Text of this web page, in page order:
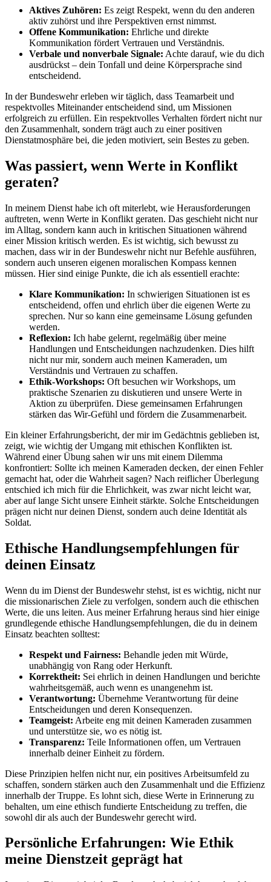
Aktives Zuhören: Es zeigt ⁣Respekt, wenn du den anderen
aktiv zuhörst und ⁢ihre Perspektiven ernst nimmst.
Offene Kommunikation: Ehrliche und​ direkte
Kommunikation fördert Vertrauen ⁤und Verständnis.
Verbale und nonverbale Signale: Achte darauf, wie⁣ du dich
‍ausdrückst – dein Tonfall und deine Körpersprache ‍sind ​
entscheidend.
In der Bundeswehr erleben wir täglich,⁤ dass Teamarbeit und
‍respektvolles Miteinander‌ entscheidend sind,⁢ um⁢ Missionen
erfolgreich zu erfüllen. Ein respektvolles‌ Verhalten fördert nicht nur
⁢den Zusammenhalt, sondern trägt auch zu einer positiven
Dienstatmosphäre bei, die jeden ⁢motiviert,⁣ sein⁣ Bestes zu‌ geben.
Was ⁢passiert, wenn‍ Werte in​ Konflikt
geraten?
In meinem Dienst habe ich oft miterlebt,⁤ wie Herausforderungen
auftreten, wenn Werte in Konflikt⁤ geraten. Das geschieht ‍nicht nur
im Alltag,‍ sondern kann ‌auch in ‍kritischen Situationen während
einer⁣ Mission kritisch ⁣werden. Es ist wichtig, sich bewusst zu
machen, dass wir⁢ in der Bundeswehr nicht nur ⁢Befehle ausführen,
sondern auch unseren ‍eigenen moralischen Kompass kennen
müssen.⁣ Hier ⁣sind ‌einige Punkte, die ich‍ als essentiell erachte:
Klare Kommunikation: In schwierigen Situationen ist⁣ es⁢
entscheidend, ‌offen und ehrlich über die‌ eigenen Werte zu
sprechen. Nur‌ so kann eine‌ gemeinsame Lösung gefunden
werden.
Reflexion: Ich habe ⁤gelernt, regelmäßig über​ meine⁢
Handlungen und Entscheidungen nachzudenken. Dies​ hilft⁣
nicht nur mir, sondern auch meinen Kameraden, um⁣
Verständnis und‍ Vertrauen‌ zu schaffen.
Ethik-Workshops: Oft besuchen wir Workshops, um
‍praktische Szenarien zu diskutieren und unsere Werte‌ in​
Aktion zu ⁤überprüfen. ​Diese gemeinsamen Erfahrungen
stärken das Wir-Gefühl und fördern die Zusammenarbeit.
Ein ‌kleiner Erfahrungsbericht, ‍der mir im Gedächtnis geblieben ist,
zeigt,⁤ wie ⁢wichtig der Umgang‍ mit ethischen Konflikten ‌ist.
Während einer ‍Übung sahen wir uns mit einem Dilemma
⁢konfrontiert:⁣ Sollte ich meinen Kameraden ​decken, der einen Fehler
gemacht hat, ​oder die Wahrheit‌ sagen? ‍Nach reiflicher Überlegung
entschied ich mich für die Ehrlichkeit, was ‍zwar ⁤nicht leicht war,
aber auf⁢ lange Sicht unsere Einheit stärkte.⁤ Solche ⁤Entscheidungen
prägen nicht​ nur deinen⁣ Dienst, ​sondern auch deine Identität als
Soldat.
Ethische Handlungsempfehlungen für
deinen ⁢Einsatz
Wenn du im ⁢Dienst der Bundeswehr stehst, ist⁣ es wichtig,‌ nicht ⁣nur
die ⁢missionarischen‍ Ziele⁣ zu verfolgen, sondern auch die​ ethischen
‍Werte, die uns leiten. Aus​ meiner Erfahrung heraus sind hier ⁢einige
grundlegende ethische Handlungsempfehlungen,‌ die ⁤du in deinem
⁣Einsatz⁢ beachten solltest:
Respekt⁢ und Fairness: Behandle⁣ jeden mit Würde,⁣
unabhängig von Rang ⁣oder Herkunft.
Korrektheit: ‍Sei ehrlich in⁢ deinen Handlungen und berichte ​
wahrheitsgemäß,‌ auch wenn ​es unangenehm ist.
Verantwortung: Übernehme Verantwortung für deine
Entscheidungen‍ und deren⁣ Konsequenzen.
Teamgeist: Arbeite ‍eng mit ⁤deinen Kameraden zusammen
und unterstütze sie,‌ wo es⁢ nötig ist.
Transparenz: Teile Informationen ⁢offen, um ‌Vertrauen
innerhalb deiner Einheit​ zu fördern.
Diese ⁤Prinzipien helfen nicht nur, ein ‍positives Arbeitsumfeld zu
schaffen, sondern ​stärken auch den Zusammenhalt⁤ und die ​Effizienz
‍innerhalb‍ der Truppe. Es lohnt ​sich, diese Werte‌ in⁤ Erinnerung​ zu ​
behalten, um eine ethisch fundierte ⁢Entscheidung⁢ zu treffen, die‌
sowohl dir als ‌auch ‌der Bundeswehr gerecht wird.
Persönliche Erfahrungen: Wie Ethik
meine Dienstzeit geprägt hat